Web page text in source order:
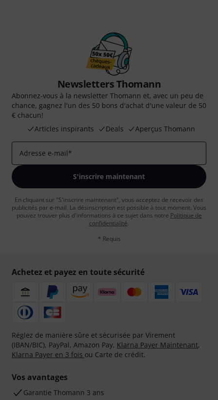
Newsletters Thomann
Abonnez-vous à la newsletter Thomann et, avec un peu de
chance, gagnez l'un des 50 bons d'achat d'une valeur de 50
€ chacun!
Articles inspirants
Deals Aperçus Thomann
Adresse e-mail*
S'inscrire maintenant
En cliquant sur "S'inscrire maintenant", vous acceptez de recevoir des
publicités par e-mail. La désinscription est possible à tout moment. Vous
pouvez trouver plus d'informations à ce sujet dans notre Politique de
confidentialité.
* Requis
Achetez et payez en toute sécurité
Réglez de manière sûre et sécurisée par Virement
(IBAN/BIC), PayPal, Amazon Pay, Klarna Payer Maintenant,
Klarna Payer en 3 fois ou Carte de crédit.
Vos avantages
Ga­ran­tie Thomann 3 ans